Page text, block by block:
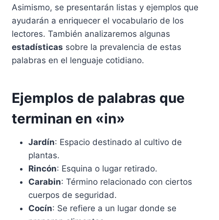
Asimismo, se presentarán listas y ejemplos que
ayudarán a enriquecer el vocabulario de los
lectores. También analizaremos algunas
estadísticas sobre la prevalencia de estas
palabras en el lenguaje cotidiano.
Ejemplos de palabras que
terminan en «in»
Jardín: Espacio destinado al cultivo de
plantas.
Rincón: Esquina o lugar retirado.
Carabin: Término relacionado con ciertos
cuerpos de seguridad.
Cocín: Se refiere a un lugar donde se